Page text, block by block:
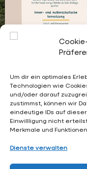
Um dir ein optimales
Technologien wie
und/oder darauf
zustimmst, können wir
eindeutige IDs auf
Einwillligung nicht
Merkmale und
Dienste verwalten
FAQ -